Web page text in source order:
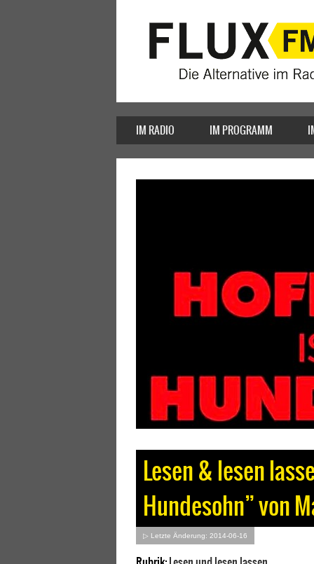
IM RADIO IM PROGRAMM
Lesen & lesen
Hundesohn” von
▷ Letzte Änderung: 2014-06-16